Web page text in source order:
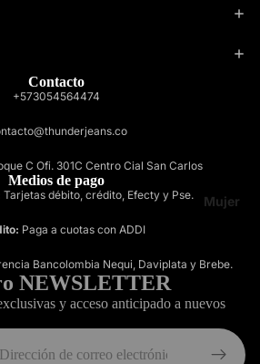
Mujer
Contacto
+573054564474
C Ofi. 301C Centro Cial San Carlos
Medios de pago
Tarjetas débito, crédito, Efecty y Pse.
Paga a cuotas con ADDI
Bancolombia Nequi, Daviplata y Brebe.
NEWSLETTER
y acceso anticipado a nuevos